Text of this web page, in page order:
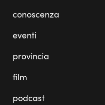
conoscenza
eventi
provincia
film
podcast